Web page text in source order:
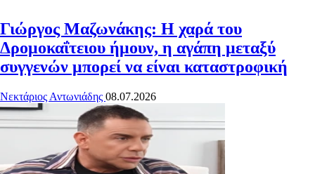
Γιώργος Μαζωνάκης: Η χαρά του
Δρομοκαΐτειου ήμουν, η αγάπη μεταξύ
συγγενών μπορεί να είναι καταστροφική
Νεκτάριος Αντωνιάδης 08.07.2026